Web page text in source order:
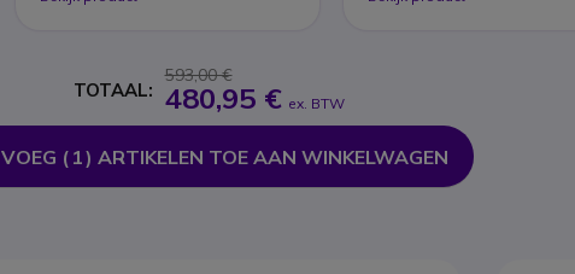
TOTAAL:
593,00 €
480,95 € ex. BTW
VOEG ( 1) ARTIKELEN TOE AAN WINKELWAGEN